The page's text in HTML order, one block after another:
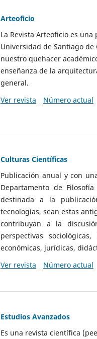
Arteoficio
La Revista Arteoficio es
Universidad de Santiago
nuestro quehacer
enseñanza de la
general.
Ver revista
Número actual
Culturas Científicas
Publicación anual y con
Departamento de
destinada a la
tecnologías, sean estas
contribuyan a la
perspectivas
económicas, jurídicas,
Ver revista
Número actual
Estudios Avanzados
Es una revista científica